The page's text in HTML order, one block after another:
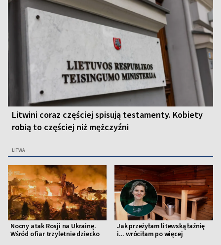
Litwini coraz częściej spisują testamenty. Kobiety
robią to częściej niż mężczyźni
LITWA
Nocny atak Rosji na Ukrainę.
Wśród ofiar trzyletnie dziecko
Jak przeżyłam litewską łaźnię
i... wróciłam po więcej